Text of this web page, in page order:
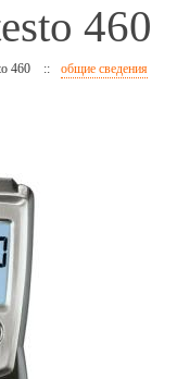
460
460 :: общие сведения